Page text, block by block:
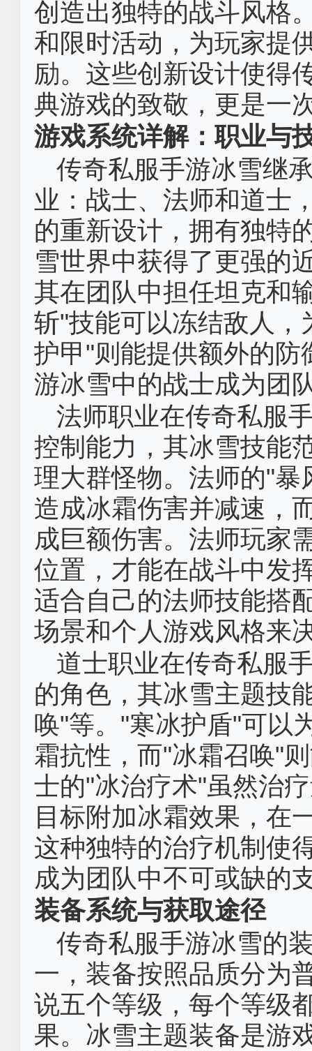
创造出独特的战斗风格
和限时活动，为玩家提
励。这些创新设计使得
典游戏的致敬，更是一
游戏系统详解：职业与
传奇私服手游冰雪继
业：战士、法师和道士
的重新设计，拥有独特
雪世界中获得了更强的
其在团队中担任坦克和
斩"技能可以冻结敌人
护甲"则能提供额外的
游冰雪中的战士成为团
法师职业在传奇私服
控制能力，其冰雪技能
理大群怪物。法师的"
造成冰霜伤害并减速，
成巨额伤害。法师玩家
位置，才能在战斗中发
适合自己的法师技能搭
场景和个人游戏风格来
道士职业在传奇私服
的角色，其冰雪主题技
唤"等。"寒冰护盾"可以
霜抗性，而"冰霜召唤"
士的"冰治疗术"虽然治
目标附加冰霜效果，在
这种独特的治疗机制使
成为团队中不可或缺的
装备系统与获取途径
传奇私服手游冰雪的
一，装备按照品质分为
说五个等级，每个等级
果。冰雪主题装备是游